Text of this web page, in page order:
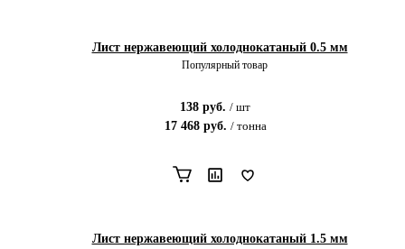
Лист нержавеющий холоднокатаный 0.5 мм
Популярный товар
138 руб. / шт
17 468руб. / тонна
Лист нержавеющий холоднокатаный 1.5 мм